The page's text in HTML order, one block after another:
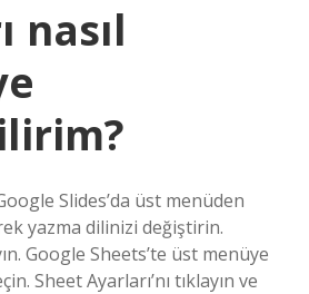
nasıl
Slides’da üst menüden
yazma dilinizi değiştirin.
Google Sheets’te üst menüye
Sheet Ayarları’nı tıklayın ve